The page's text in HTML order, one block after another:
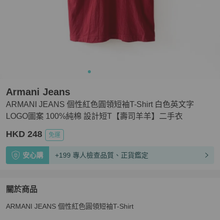
ARMANI JEANS 個性紅色圓領短袖T-Shirt 白色英文字
LOGO圖案 100%純棉 設計短T【壽司羊羊】二手衣
Armani Jeans
HKD 248 免運
安心購 +199 專人檢查品質、正貨鑑定
關於商品
關於ARMANI JEANS 個性紅色圓領短袖T-Shirt 白色英文字
ARMANI JEANS 個性紅色圓領短袖T-Shirt